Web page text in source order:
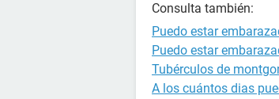
Consulta también:
Puedo estar
Puedo estar
Tubérculos de
A los cuántos dias